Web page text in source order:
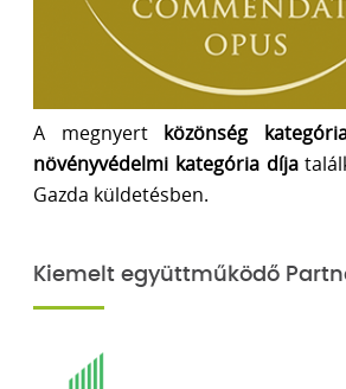
A megnyert közönség
növényvédelmi kategória díja
Gazda küldetésben.
Kiemelt együttműködő